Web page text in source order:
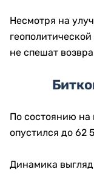
Несмотря на
не спешат
По состоянию на
опустился до 62
Динамика